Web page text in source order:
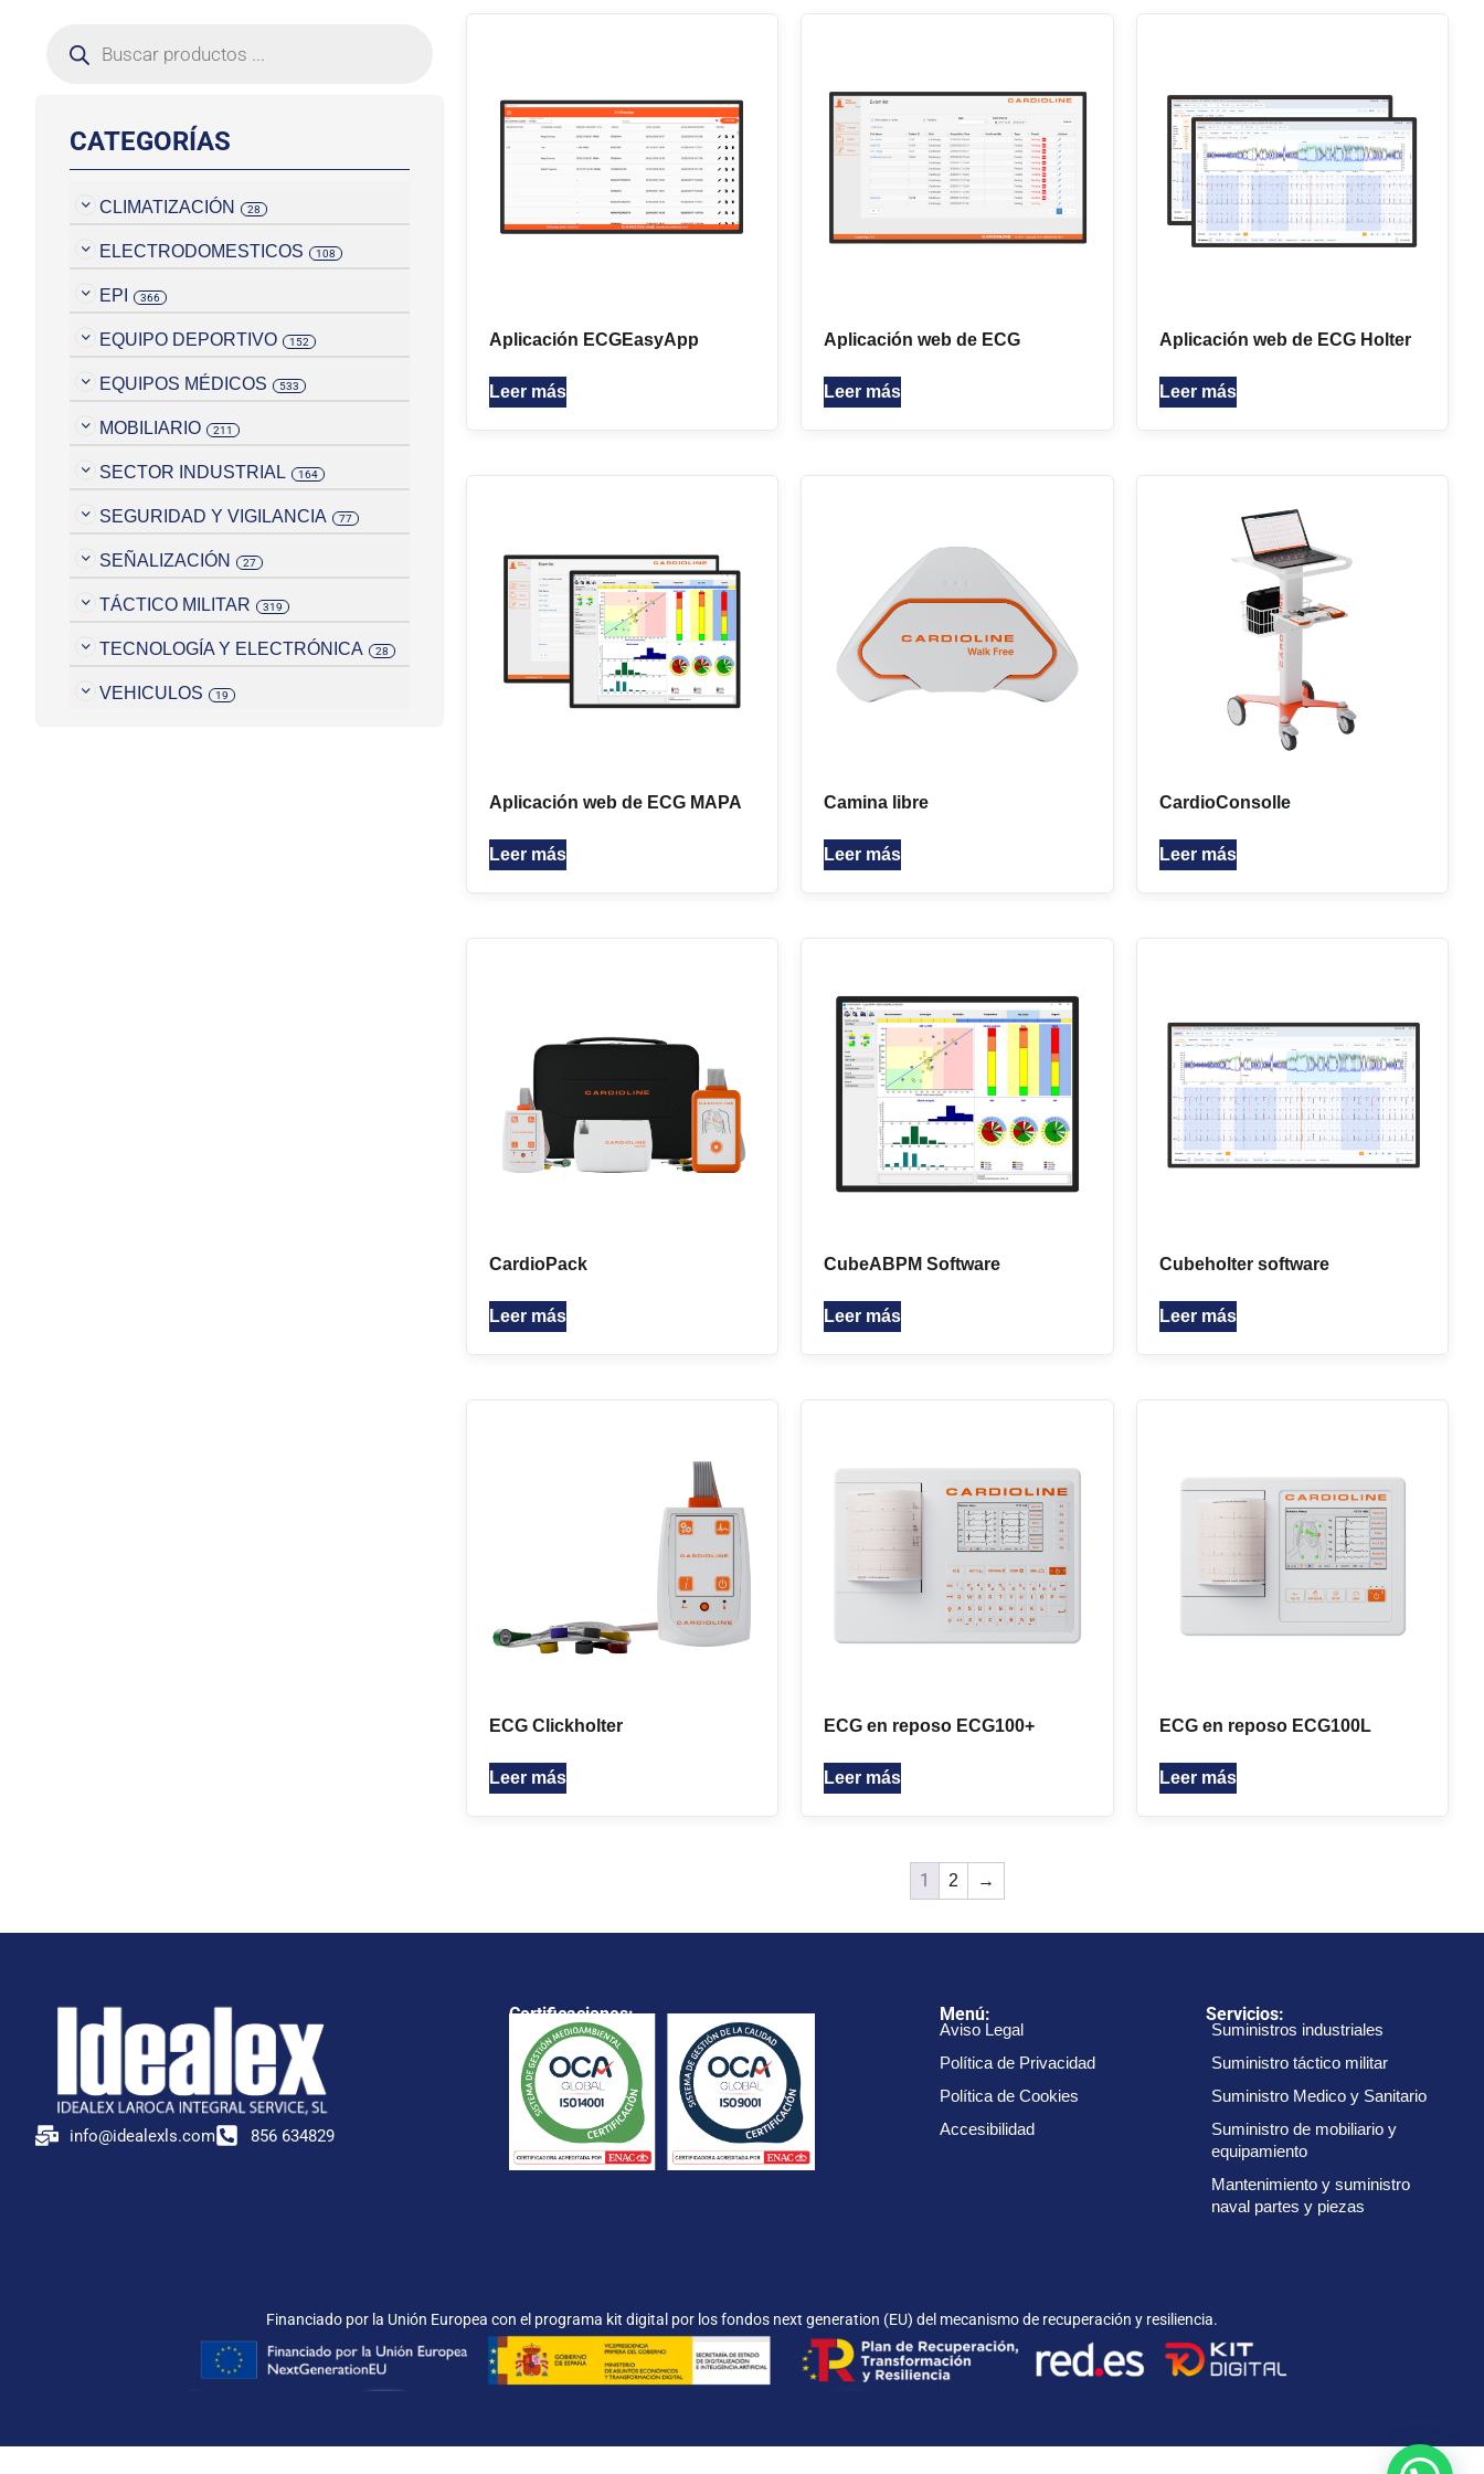
CATEGORÍAS
CLIMATIZACIÓN 28
ELECTRODOMESTICOS 108
EPI 366
EQUIPO DEPORTIVO 152
EQUIPOS MÉDICOS 533
MOBILIARIO 211
SECTOR INDUSTRIAL 164
SEGURIDAD Y VIGILANCIA 77
SEÑALIZACIÓN 27
TÁCTICO MILITAR 319
TECNOLOGÍA Y ELECTRÓNICA 28
VEHICULOS 19
Aplicación ECGEasyApp
Leer más
Aplicación web de ECG
Leer más
Aplicación web de ECG Holter
Leer más
Aplicación web de ECG MAPA
Leer más
Camina libre
Leer más
CardioConsolle
Leer más
CardioPack
Leer más
CubeABPM Software
Leer más
Cubeholter software
Leer más
ECG Clickholter
Leer más
ECG en reposo ECG100+
Leer más
ECG en reposo ECG100L
Leer más
1 2 →
info@idealexls.com 856 634829
Certificaciones: Menú:
Aviso Legal
Política de Privacidad
Política de Cookies
Accesibilidad
Servicios:
Suministros industriales
Suministro táctico militar
Suministro Medico y Sanitario
Suministro de mobiliario y
equipamiento
Mantenimiento y suministro
naval partes y piezas
Financiado por la Unión Europea con el programa kit digital por los fondos next generation (EU) del mecanismo de recuperación y resiliencia.